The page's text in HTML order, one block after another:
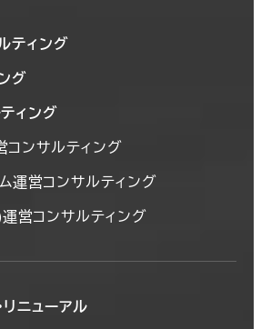
ティング
グ
ィング
ンサルティング
運営コンサルティング
営コンサルティング
ニューアル